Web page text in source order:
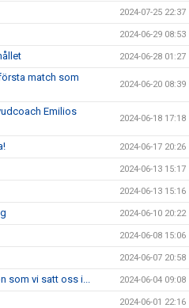
2024-07-25 22:37
2024-06-29 08:53
2024-06-28 01:27
match som
2024-06-20 08:39
Emilios
2024-06-18 17:18
2024-06-17 20:26
2024-06-13 15:17
2024-06-13 15:16
2024-06-10 20:22
2024-06-08 15:06
2024-06-07 20:58
som vi satt oss i... 2024-06-04 09:08
2024-06-01 22:16